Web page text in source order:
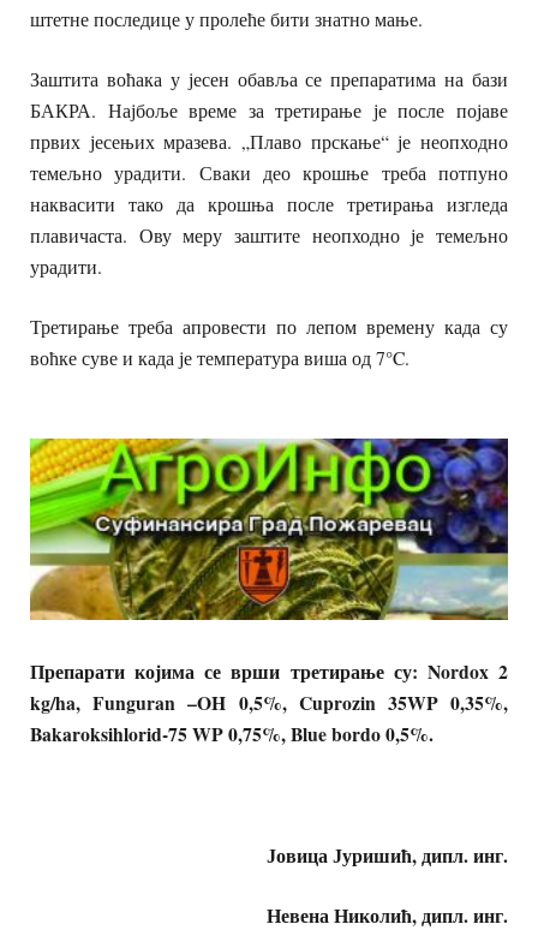
штетне последице у пролеће бити знатно мање.
Заштита воћака у јесен обавља се препаратима на бази
БАКРА. Најбоље време за третирање је после појаве
првих јесењих мразева. „Плаво прскање“ је неопходно
темељно урадити. Сваки део крошње треба потпуно
наквасити тако да крошња после третирања изгледа
плавичаста. Ову меру заштите неопходно је темељно
урадити.
Третирање треба апровести по лепом времену када су
воћке суве и када је температура виша од 7°C.
Препарати којима се врши третирање су: Nordox 2
kg/ha, Funguran –OH 0,5%, Cuprozin 35WP 0,35%,
Bakaroksihlorid-75 WP 0,75%, Blue bordo 0,5%.
Јовица Јуришић, дипл. инг.
Невена Николић, дипл. инг.